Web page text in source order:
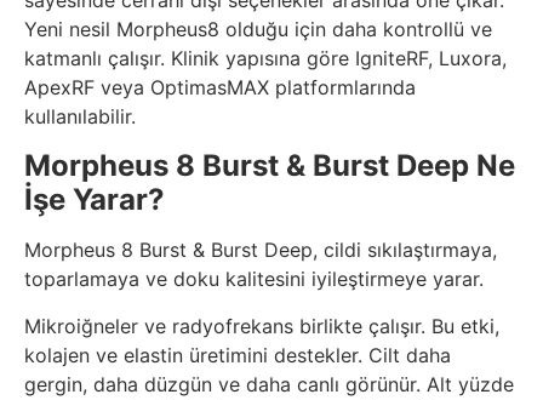
Yeni nesil Morpheus8 olduğu için daha kontrollü ve
katmanlı çalışır. Klinik yapısına göre IgniteRF, Luxora,
ApexRF veya OptimasMAX platformlarında
kullanılabilir.
Morpheus 8 Burst & Burst Deep Ne
İşe Yarar?
Morpheus 8 Burst & Burst Deep, cildi sıkılaştırmaya,
toparlamaya ve doku kalitesini iyileştirmeye yarar.
Mikroiğneler ve radyofrekans birlikte çalışır. Bu etki,
kolajen ve elastin üretimini destekler. Cilt daha
gergin, daha düzgün ve daha canlı görünür. Alt yüzde